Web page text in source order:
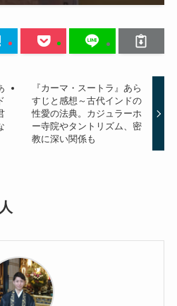
『カーマ・スートラ』あら
すじと感想～古代インドの
性愛の法典。カジュラーホ
ー寺院やタントリズム、密
教に深い関係も